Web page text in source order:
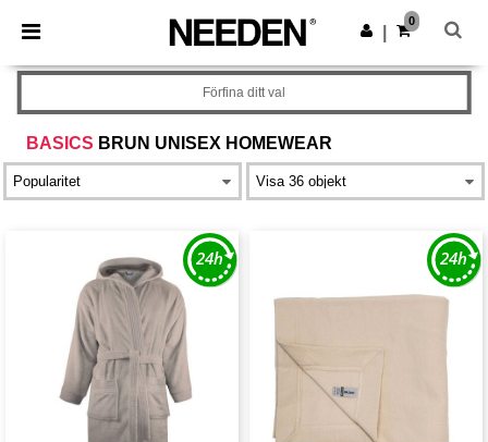
× Needen-app
Bättre priser i appen!
Hämta app
0
BASICS BRUN UNISEX HOMEWEAR
Förfina ditt val